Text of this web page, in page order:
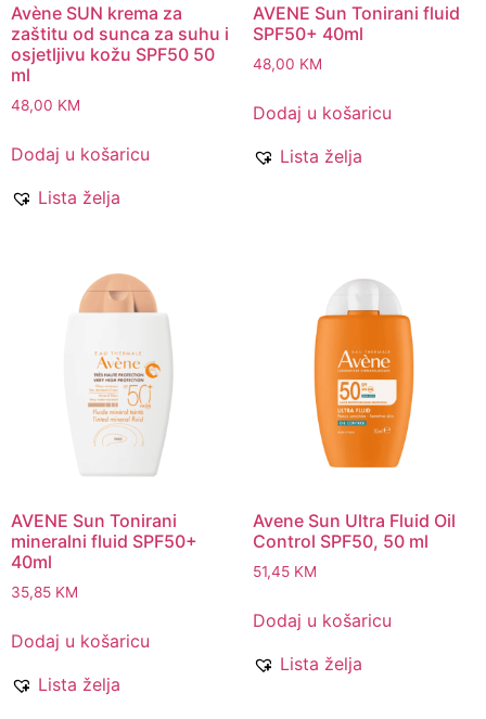
Avène SUN krema za
zaštitu od sunca za suhu i
osjetljivu kožu SPF50 50
ml
48,00 KM
Dodaj u košaricu
Lista želja
AVENE Sun Tonirani fluid
SPF50+ 40ml
48,00 KM
Dodaj u košaricu
Lista želja
AVENE Sun Tonirani
mineralni fluid SPF50+
40ml
35,85 KM
Dodaj u košaricu
Lista želja
Avene Sun Ultra Fluid Oil
Control SPF50, 50 ml
51,45 KM
Dodaj u košaricu
Lista želja